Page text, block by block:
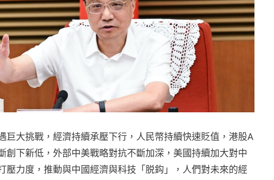
巨大挑戰，經濟持續承壓下行，人民幣持續快速貶值，港股A
創下新低，外部中美戰略對抗不斷加深，美國持續加大對中
壓力度，推動與中國經濟與科技「脱鈎」，人們對未來的經